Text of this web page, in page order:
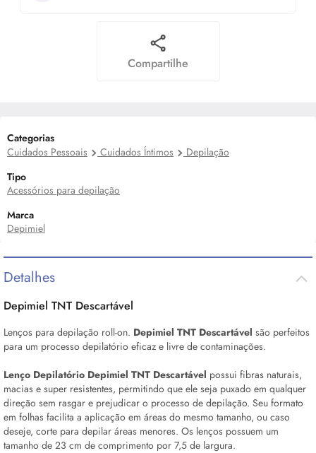
Compartilhe
Categorias
Cuidados Pessoais
Cuidados Íntimos
Depilação
Tipo
Acessórios para depilação
Marca
Depimiel
Detalhes
Depimiel TNT Descartável
Lenços para depilação roll-on. Depimiel TNT Descartável são perfeitos
para um processo depilatório eficaz e livre de contaminações.
Lenço Depilatório Depimiel TNT Descartável possui fibras naturais,
macias e super resistentes, permitindo que ele seja puxado em qualquer
direção sem rasgar e prejudicar o processo de depilação. Seu formato
em folhas facilita a aplicação em áreas do mesmo tamanho, ou caso
deseje, corte para depilar áreas menores. Os lenços possuem um
tamanho de 23 cm de comprimento por 7,5 de largura.